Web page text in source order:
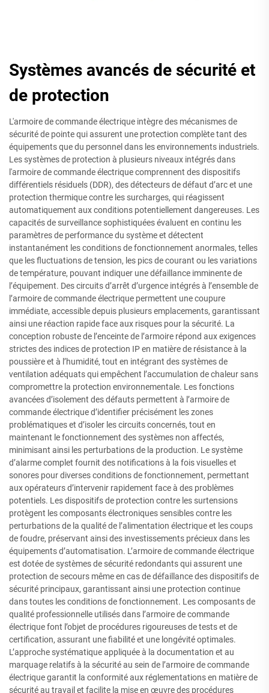
Systèmes avancés de sécurité et
de protection
L'armoire de commande électrique intègre des mécanismes de
sécurité de pointe qui assurent une protection complète tant des
équipements que du personnel dans les environnements industriels.
Les systèmes de protection à plusieurs niveaux intégrés dans
l'armoire de commande électrique comprennent des dispositifs
différentiels résiduels (DDR), des détecteurs de défaut d’arc et une
protection thermique contre les surcharges, qui réagissent
automatiquement aux conditions potentiellement dangereuses. Les
capacités de surveillance sophistiquées évaluent en continu les
paramètres de performance du système et détectent
instantanément les conditions de fonctionnement anormales, telles
que les fluctuations de tension, les pics de courant ou les variations
de température, pouvant indiquer une défaillance imminente de
l’équipement. Des circuits d’arrêt d’urgence intégrés à l’ensemble de
l’armoire de commande électrique permettent une coupure
immédiate, accessible depuis plusieurs emplacements, garantissant
ainsi une réaction rapide face aux risques pour la sécurité. La
conception robuste de l’enceinte de l’armoire répond aux exigences
strictes des indices de protection IP en matière de résistance à la
poussière et à l’humidité, tout en intégrant des systèmes de
ventilation adéquats qui empêchent l’accumulation de chaleur sans
compromettre la protection environnementale. Les fonctions
avancées d’isolement des défauts permettent à l’armoire de
commande électrique d’identifier précisément les zones
problématiques et d’isoler les circuits concernés, tout en
maintenant le fonctionnement des systèmes non affectés,
minimisant ainsi les perturbations de la production. Le système
d’alarme complet fournit des notifications à la fois visuelles et
sonores pour diverses conditions de fonctionnement, permettant
aux opérateurs d’intervenir rapidement face à des problèmes
potentiels. Les dispositifs de protection contre les surtensions
protègent les composants électroniques sensibles contre les
perturbations de la qualité de l’alimentation électrique et les coups
de foudre, préservant ainsi des investissements précieux dans les
équipements d’automatisation. L’armoire de commande électrique
est dotée de systèmes de sécurité redondants qui assurent une
protection de secours même en cas de défaillance des dispositifs de
sécurité principaux, garantissant ainsi une protection continue
dans toutes les conditions de fonctionnement. Les composants de
qualité professionnelle utilisés dans l’armoire de commande
électrique font l’objet de procédures rigoureuses de tests et de
certification, assurant une fiabilité et une longévité optimales.
L’approche systématique appliquée à la documentation et au
marquage relatifs à la sécurité au sein de l’armoire de commande
électrique garantit la conformité aux réglementations en matière de
sécurité au travail et facilite la mise en œuvre des procédures